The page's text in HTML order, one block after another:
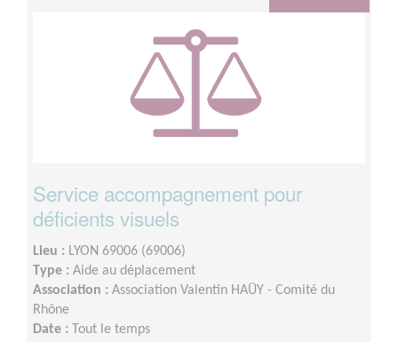
Service accompagnement pour
déficients visuels
Lieu : LYON 69006 (69006)
Type : Aide au déplacement
Association : Association Valentin HAÜY - Comité du
Rhône
Date :
Tout le temps